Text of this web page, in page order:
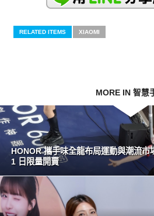
RELATED ITEMS XIAOMI
MORE IN 智慧
HONOR 攜手味全龍布局運動與潮流市
1 日限量開賣